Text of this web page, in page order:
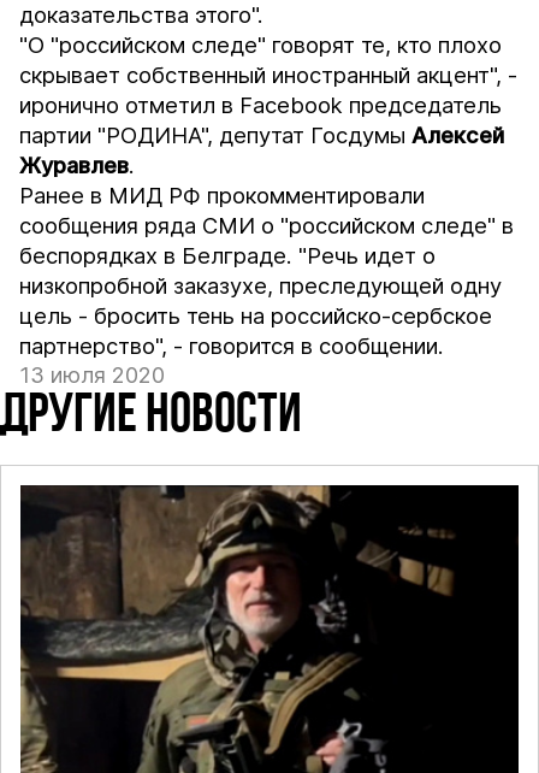
доказательства этого".
"О "российском следе" говорят те, кто плохо
скрывает собственный иностранный акцент", -
иронично отметил в Facebook председатель
партии "РОДИНА", депутат ГосдумыАлексей
Журавлев.
Ранее в МИД РФ прокомментировали
сообщения ряда СМИ о "российском следе" в
беспорядках в Белграде. "Речь идет о
низкопробной заказухе, преследующей одну
цель - бросить тень на российско-сербское
партнерство", - говорится в сообщении.
13 июля 2020
ДРУГИЕ НОВОСТИ